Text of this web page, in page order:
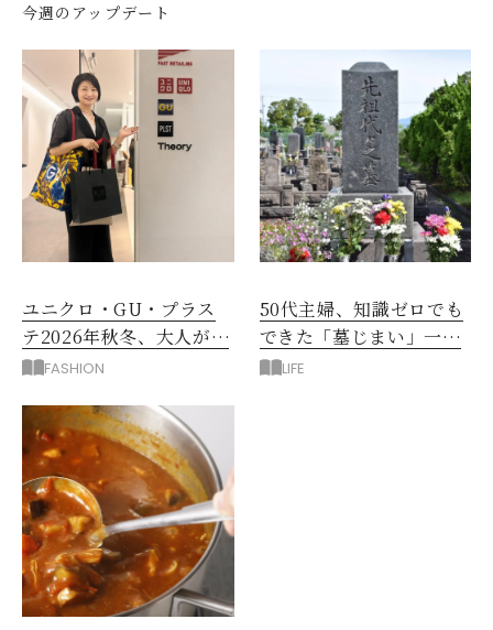
今週のアップデート
ユニクロ・GU・プラス
テ2026年秋冬、大人が着
たい新作服は？
FASHION
50代主婦、知識ゼロでも
できた「墓じまい」一つ
後悔したのは、ある順
LIFE